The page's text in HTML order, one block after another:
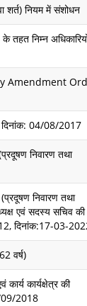
शर्त) नियम में संशोधन
तहत निम्न
Amendment
दिनांक: 04/08/2017
निवारण तथा
निवारण तथा
एवं सदस्य सचिव की
दिनांक:17-03-
वर्ष)
कार्य कार्यक्षेत्र की
09/2018